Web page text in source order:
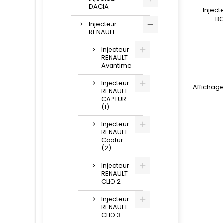
DACIA
Injecteur
RENAULT
Injecteur
RENAULT
Avantime
Injecteur
RENAULT
CAPTUR
(1)
Injecteur
RENAULT
Captur
(2)
Injecteur
RENAULT
CLIO 2
Injecteur
RENAULT
CLIO 3
-
,
Renault